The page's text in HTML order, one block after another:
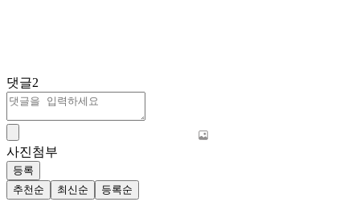
댓글2
사진첨부
등록
추천순
최신순 등록순